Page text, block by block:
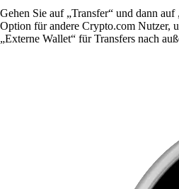
Gehen Sie auf „Transfer“ und dann
Option für andere Crypto.com Nutzer,
„Externe Wallet“ für Transfers nach